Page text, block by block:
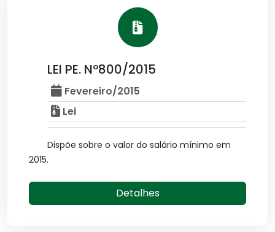
LEI PE. Nº800/2015
Fevereiro/2015
Lei
Dispõe sobre o valor do salário mínimo em
2015.
Detalhes